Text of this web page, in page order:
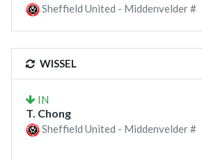
Sheffield United - Middenvelder #
WISSEL
IN
T. Chong
Sheffield United - Middenvelder #